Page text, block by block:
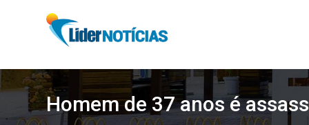
Homem de 37 anos é